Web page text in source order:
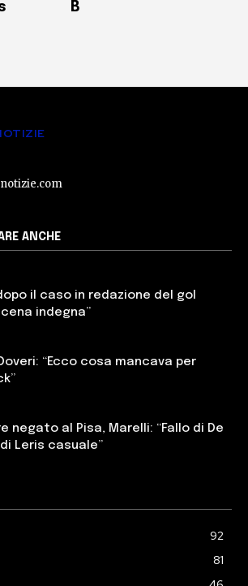
B
ANCHE
il caso in redazione del gol
indegna”
“Ecco cosa mancava per
negato al Pisa, Marelli: “Fallo di De
Leris casuale”
92
81